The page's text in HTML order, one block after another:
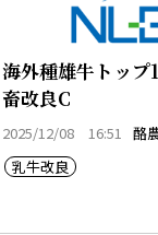
海外種雄牛トップ
畜改良C
2025/12/08 16:51
酪
乳牛改良